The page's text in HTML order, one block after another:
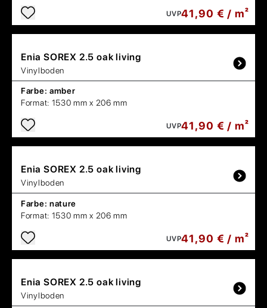
UVP41,90 € / m²
Enia SOREX 2.5 oak living
Vinylboden
Farbe: amber
Format: 1530 mm x 206 mm
UVP41,90 € / m²
Enia SOREX 2.5 oak living
Vinylboden
Farbe: nature
Format: 1530 mm x 206 mm
UVP41,90 € / m²
Enia SOREX 2.5 oak living
Vinylboden